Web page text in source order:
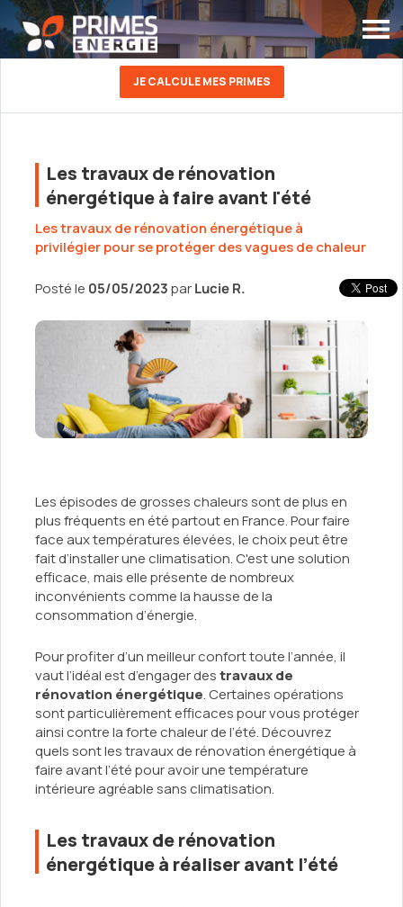
JE CALCULE MES PRIMES
Les travaux de rénovation
énergétique à faire avant l'été
Les travaux de rénovation énergétique à
privilégier pour se protéger des vagues de chaleur
Posté le 05/05/2023parLucie R.
Les épisodes de grosses chaleurs sont de plus en
plus fréquents en été partout en France. Pour faire
face aux températures élevées, le choix peut être
fait d’installer une climatisation. C'est une solution
efficace, mais elle présente de nombreux
inconvénients comme la hausse de la
consommation d’énergie.
Pour profiter d’un meilleur confort toute l’année, il
vaut l’idéal est d’engager destravaux de
rénovation énergétique. Certaines opérations
sont particulièrement efficaces pour vous protéger
ainsi contre la forte chaleur de l’été. Découvrez
quels sont les travaux de rénovation énergétique à
faire avant l’été pour avoir une température
intérieure agréable sans climatisation.
Les travaux de rénovation
énergétique à réaliser avant l’été